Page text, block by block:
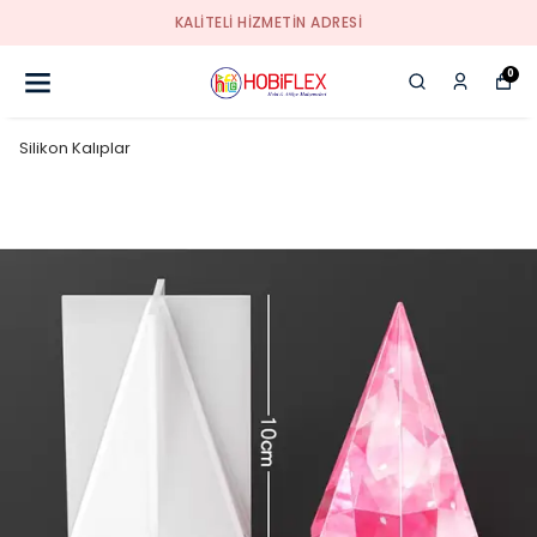
KALİTELİ HİZMETİN ADRESİ
0
Silikon Kalıplar